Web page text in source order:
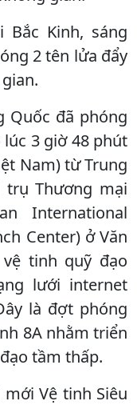
Bắc Kinh, sáng
2 tên lửa đẩy
Quốc đã phóng
3 giờ 48 phút
Nam) từ Trung
trụ Thương mại
International
Center) ở Văn
tinh quỹ đạo
lưới internet
là đợt phóng
8A nhằm triển
tầm thấp.
Vệ tinh Siêu